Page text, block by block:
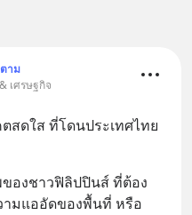
าม
เศรษฐกิจ
สดใส ที่โดนประเทศไทย
องชาวฟิลิปปินส์ ที่ต้อง
มแออัดของพื้นที่ หรือ